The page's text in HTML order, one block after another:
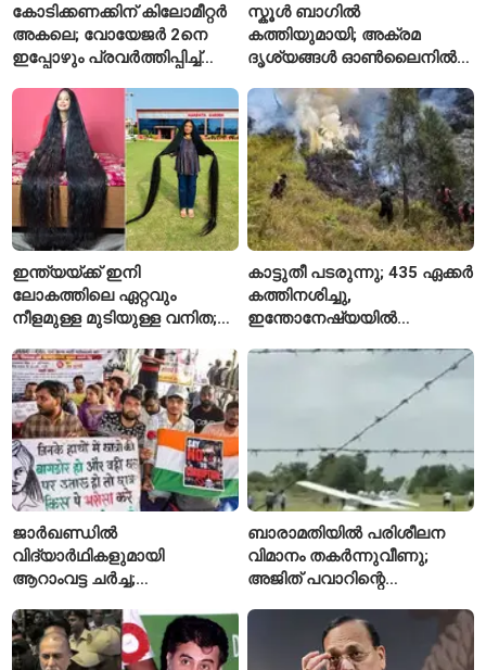
കോടിക്കണക്കിന് കിലോമീറ്റർ
അകലെ; വോയേജർ 2നെ
ഇപ്പോഴും പ്രവർത്തിപ്പിച്ച്
സ്കൂൾ ബാഗിൽ
കത്തിയുമായി; അക്രമ
ദൃശ്യങ്ങൾ ഓൺലൈനിൽ
കൗമാരക്കാരൻ
ഇന്ത്യയ്ക്ക് ഇനി
ലോകത്തിലെ ഏറ്റവും
നീളമുള്ള മുടിയുള്ള വനിത;
കാട്ടുതീ പടരുന്നു; 435 ഏക്കർ
കത്തിനശിച്ചു,
ഇന്തോനേഷ്യയിൽ
ജാർഖണ്ഡിൽ
വിദ്യാർഥികളുമായി
ആറാംവട്ട ചർച്ച;
ദിവസത്തിലേക്ക്
ബാരാമതിയിൽ പരിശീലന
വിമാനം തകർന്നുവീണു;
അജിത് പവാറിന്റെ
രണ്ടാമത്തെ സംഭവം